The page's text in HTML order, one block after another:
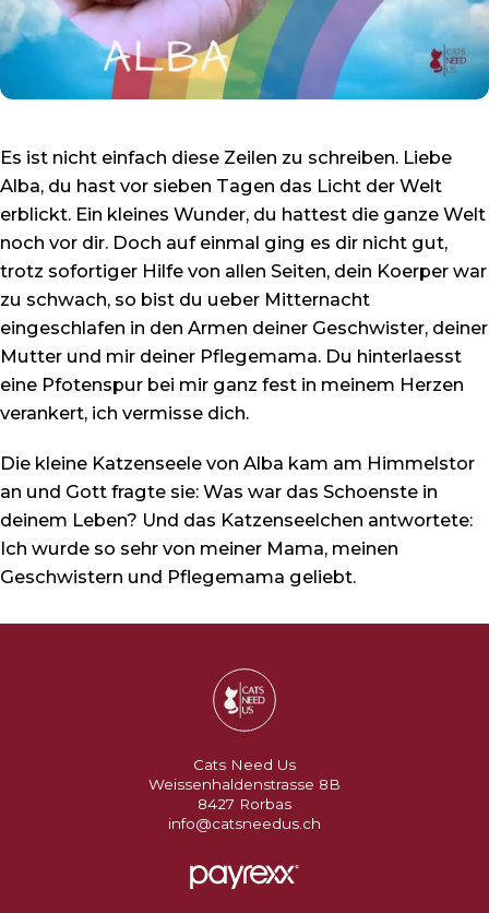
Es ist nicht einfach diese Zeilen zu schreiben. Liebe
Alba, du hast vor sieben Tagen das Licht der Welt
erblickt. Ein kleines Wunder, du hattest die ganze Welt
noch vor dir. Doch auf einmal ging es dir nicht gut,
trotz sofortiger Hilfe von allen Seiten, dein Koerper war
zu schwach, so bist du ueber Mitternacht
eingeschlafen in den Armen deiner Geschwister, deiner
Mutter und mir deiner Pflegemama. Du hinterlaesst
eine Pfotenspur bei mir ganz fest in meinem Herzen
verankert, ich vermisse dich.
Die kleine Katzenseele von Alba kam am Himmelstor
an und Gott fragte sie: Was war das Schoenste in
deinem Leben? Und das Katzenseelchen antwortete:
Ich wurde so sehr von meiner Mama, meinen
Geschwistern und Pflegemama geliebt.
Cats Need Us
Weissenhaldenstrasse 8B
8427 Rorbas
info@catsneedus.ch